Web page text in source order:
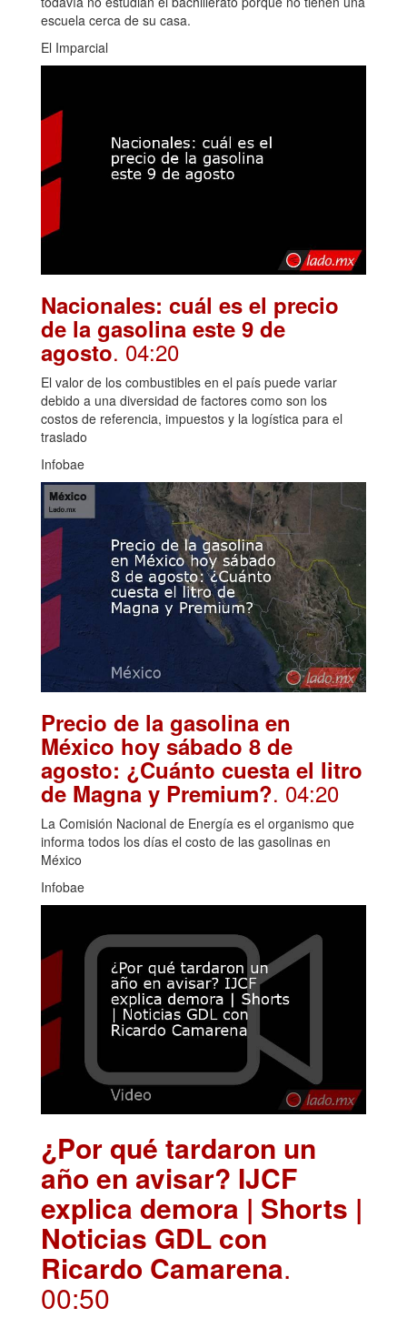
escuela cerca de su casa.
El Imparcial
Nacionales: cuál es el precio
de la gasolina este 9 de
agosto. 04:20
El valor de los combustibles en el país puede variar
debido a una diversidad de factores como son los
costos de referencia, impuestos y la logística para el
traslado
Infobae
Precio de la gasolina en
México hoy sábado 8 de
agosto: ¿Cuánto cuesta el litro
de Magna y Premium?. 04:20
La Comisión Nacional de Energía es el organismo que
informa todos los días el costo de las gasolinas en
México
Infobae
¿Por qué tardaron un
año en avisar? IJCF
explica demora | Shorts |
Noticias GDL con
Ricardo Camarena.
00:50